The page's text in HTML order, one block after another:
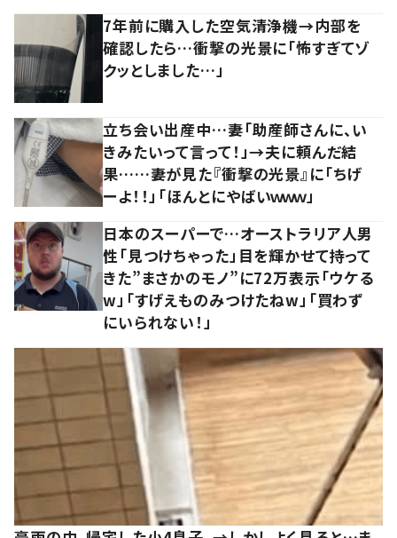
7年前に購入した空気清浄機→内部を
確認したら…衝撃の光景に「怖すぎてゾ
クッとしました…」
立ち会い出産中…妻「助産師さんに、い
きみたいって言って！」→夫に頼んだ結
果……妻が見た『衝撃の光景』に「ちげ
ーよ！！」「ほんとにやばいｗｗｗ」
日本のスーパーで…オーストラリア人男
性「見つけちゃった」目を輝かせて持って
きた”まさかのモノ”に72万表示「ウケる
w」「すげえものみつけたねw」「買わず
にいられない！」